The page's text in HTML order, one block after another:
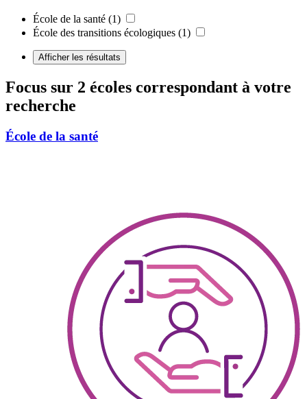
École de la santé (1)
École des transitions écologiques (1)
Afficher les résultats
Focus sur 2 écoles correspondant à votre
recherche
École de la santé